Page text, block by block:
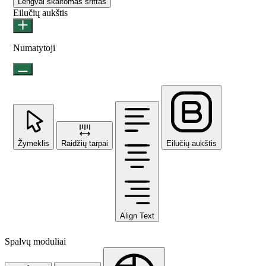
Eilučių aukštis
Numatytoji
Žymeklis Raidžių tarpai
Align Text
Eilučių aukštis
Spalvų moduliai